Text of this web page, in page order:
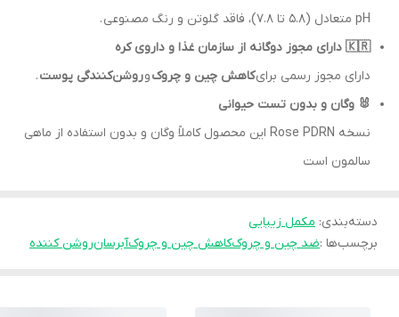
pH متعادل (5.8 تا 7.8)، فاقد گلوتن و رنگ مصنوعی .
🇰🇷 دارای مجوز دوگانه از سازمان غذا و داروی کره
دارای مجوز رسمی برایکاهش چین و چروکوروشن‌کنندگی پوست.
🐰 وگان و بدون تست حیوانی
نسخه Rose PDRN این محصول کاملاً وگان و بدون استفاده از ماهی
سالمون است
دسته‌بندی: مکمل زیبایی
برچسب‌ها :ضد چین و چروککاهش چین و چروکآبرسانروشن کننده